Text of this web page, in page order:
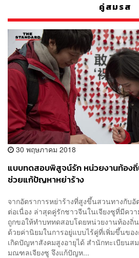
คู่สมรส
30 พฤษภาคม 2018
แบบทดสอบพิสูจน์รัก หน่วยงานท้อง
ช่วยแก้ปัญหาหย่าร้าง
จากอัตราการหย่าร้างที่สูงขึ้นสวนทางกับอั
ต่อเนื่อง ล่าสุดคู่รักชาวจีนในเจียงซูที่มีคว
ถูกขอให้ทำบททดสอบโดยหน่วยงานท้องถิ่
ด้วยค่านิยมในการอยู่แบบไร้คู่ที่เพิ่มขึ้นขอ
เกิดปัญหาสังคมสูงอายุได้ สำนักทะเบียนส
มณฑลเจียงซู จึงแก้ปัญห...